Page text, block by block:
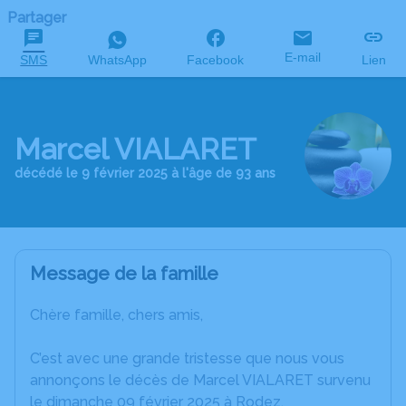
Partager
SMS WhatsApp Facebook E-mail Lien
Marcel VIALARET
décédé le 9 février 2025 à l'âge de 93 ans
Message de la famille
Chère famille, chers amis,
C’est avec une grande tristesse que nous vous
annonçons le décès de Marcel VIALARET survenu
le dimanche 09 février 2025 à Rodez.